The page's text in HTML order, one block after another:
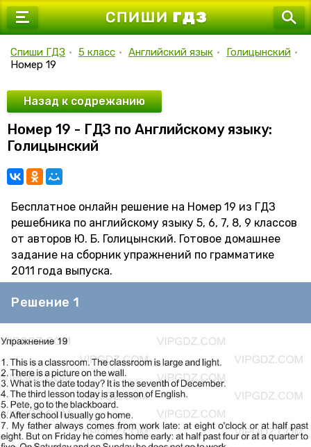
7 класс
9 класс
10 класс
11 класс
Спиши ГДЗ • 5 класс • Английский язык • Голицынский •
Номер 19
Назад к содрежанию
Номер 19 - ГДЗ по Английскому языку:
Голицынский
Бесплатное онлайн решение на Номер 19 из ГДЗ
решебника по английскому языку 5, 6, 7, 8, 9 классов
от авторов Ю. Б. Голицынский. Готовое домашнее
задание на сборник упражнений по грамматике
2011 года выпуска.
Решение 1